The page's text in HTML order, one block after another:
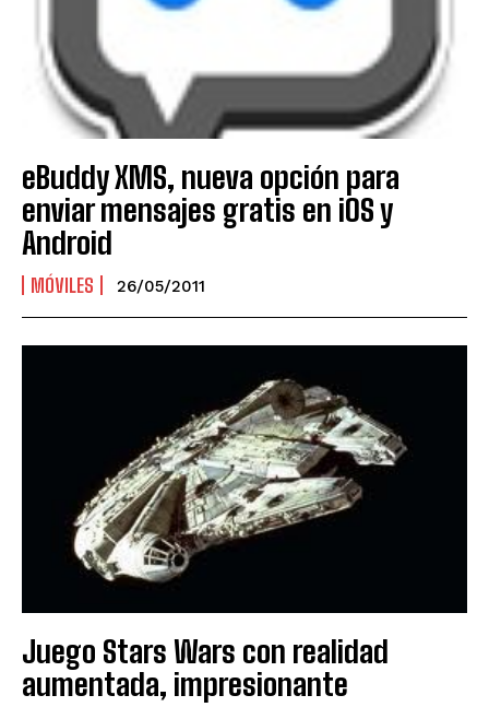
eBuddy XMS, nueva opción para
enviar mensajes gratis en iOS y
Android
MÓVILES 26/05/2011
Juego Stars Wars con realidad
aumentada, impresionante